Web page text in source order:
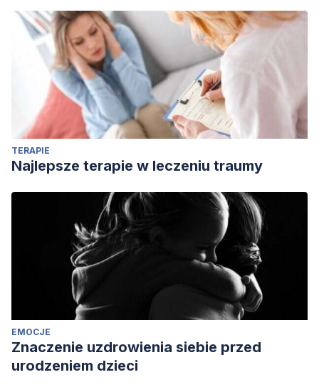
TERAPIE
Najlepsze terapie w leczeniu traumy
EMOCJE
Znaczenie uzdrowienia siebie przed
urodzeniem dzieci